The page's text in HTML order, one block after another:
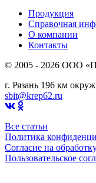
Продукция
Справочная
О компании
Контакты
© 2005 - 2026 OOO
г. Рязань 196 км
sbit@krep62.ru
Все статьи
Политика
Согласие на
Пользовательское